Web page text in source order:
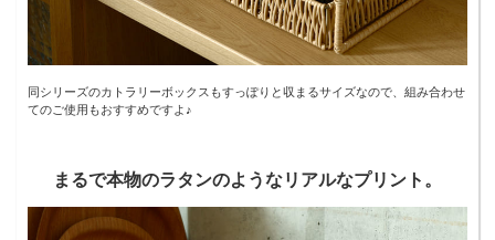
同シリーズのカトラリーボックスもすっぽりと収まるサイズなので、組み合わせ
てのご使用もおすすめですよ♪
まるで本物のラタンのようなリアルなプリント。